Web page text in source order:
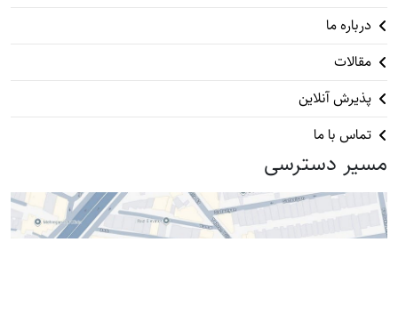
درباره ما
مقالات
پذیرش آنلاین
تماس با ما
مسیر دسترسی